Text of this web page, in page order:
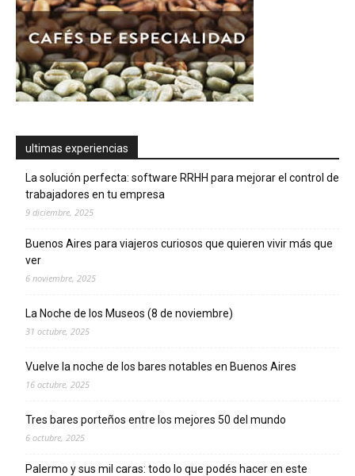
ultimas experiencias
La solución perfecta: software RRHH para mejorar el control de
trabajadores en tu empresa
9 diciembre, 2025
Buenos Aires para viajeros curiosos que quieren vivir más que
ver
6 noviembre, 2025
La Noche de los Museos (8 de noviembre)
31 octubre, 2025
Vuelve la noche de los bares notables en Buenos Aires
16 octubre, 2025
Tres bares porteños entre los mejores 50 del mundo
6 octubre, 2025
Palermo y sus mil caras: todo lo que podés hacer en este